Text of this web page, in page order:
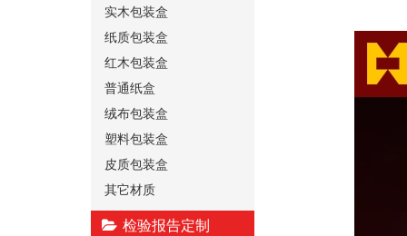
实木包装盒
纸质包装盒
红木包装盒
普通纸盒
绒布包装盒
塑料包装盒
皮质包装盒
其它材质
检验报告定制